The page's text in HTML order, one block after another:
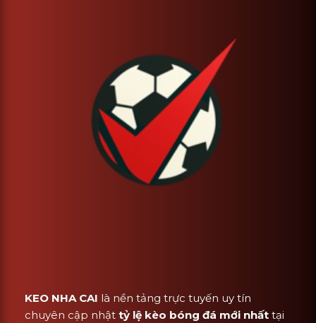
KEO NHA CAI là nền tảng trực tuyến uy tín
chuyên cập nhật tỷ lệ kèo bóng đá mới nhất tại